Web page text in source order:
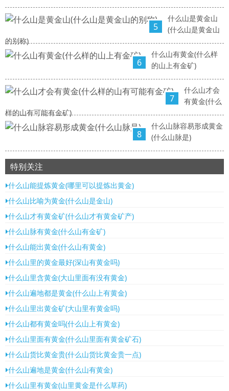
5
什么山是黄金山
(什么山是黄金山
的别称)
6
什么山有黄金(什么样
的山上有金矿)
7
什么山才会
有黄金(什么
样的山有可能有金矿)
8
什么山脉容易形成黄金
(什么山脉是)
特别关注
什么山能提炼黄金(哪里可以提炼出黄金)
什么山比喻为黄金(什么山是金山)
什么山才有黄金矿(什么山才有黄金矿产)
什么山脉有黄金(什么山有金矿)
什么山能出黄金(什么山有黄金)
什么山里的黄金最好(深山有黄金吗)
什么山里含黄金(大山里面有没有黄金)
什么山遍地都是黄金(什么山上有黄金)
什么山里出黄金矿(大山里有黄金吗)
什么山都有黄金吗(什么山上有黄金)
什么山里面有黄金(什么山里面有黄金矿石)
什么山货比黄金贵(什么山货比黄金贵一点)
什么山遍地是黄金(什么山有黄金)
什么山里有黄金(山里黄金是什么草药)